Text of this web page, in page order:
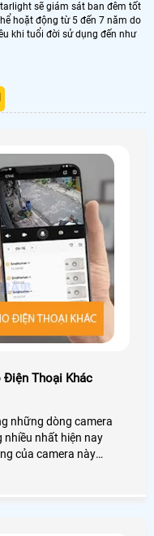
sẽ giám sát ban đêm tốt
hoặt động từ 5 đến 7 năm do
khi tuổi đời sử dụng đến như
Điện Thoại Khác
những dòng camera
nhiều nhất hiện nay
của camera này